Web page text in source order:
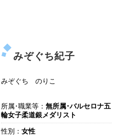
みぞぐち紀子
みぞぐち のりこ
所属･職業等： 無所属･バルセロナ五
輪女子柔道銀メダリスト
性別： 女性